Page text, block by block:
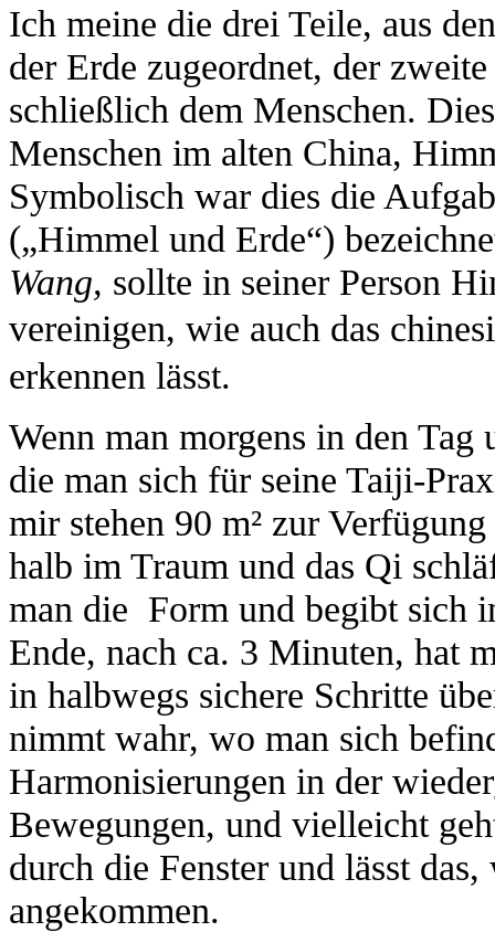
Ich meine die drei Teile, aus
der Erde zugeordnet, der
schließlich dem Menschen.
Menschen im alten China,
Symbolisch war dies die
(„Himmel und Erde“)
Wang, sollte in seiner Person
vereinigen, wie auch das
erkennen lässt.
Wenn man morgens in den
die man sich für seine Taiji-
mir stehen 90 m² zur
halb im Traum und das Qi
man die Form und begibt sich
Ende, nach ca. 3 Minuten, hat
in halbwegs sichere Schritte
nimmt wahr, wo man sich
Harmonisierungen in der
Bewegungen, und vielleicht
durch die Fenster und lässt
angekommen.